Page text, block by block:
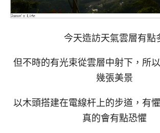
今天造訪天氣雲層有點
但不時的有光束從雲層中射下，所
幾張美景
以木頭搭建在電線杆上的步道，有
真的會有點恐懼